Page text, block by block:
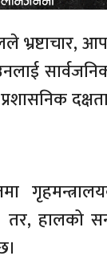
भ्रष्टाचार,
हालको